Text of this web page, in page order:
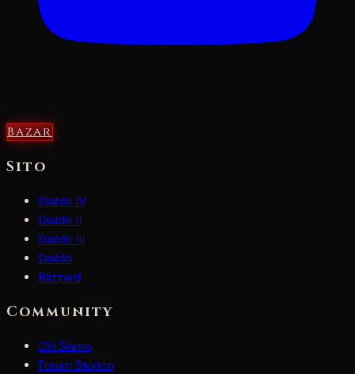
Bazar
Sito
Diablo IV
Diablo II
Diablo III
Diablo
Blizzard
Community
Chi Siamo
Forum Storico